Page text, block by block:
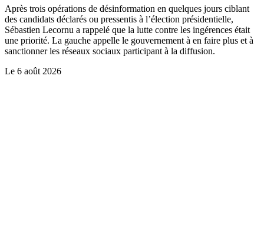
Après trois opérations de désinformation en quelques jours ciblant
des candidats déclarés ou pressentis à l’élection présidentielle,
Sébastien Lecornu a rappelé que la lutte contre les ingérences était
une priorité. La gauche appelle le gouvernement à en faire plus et à
sanctionner les réseaux sociaux participant à la diffusion.
Le 6 août 2026